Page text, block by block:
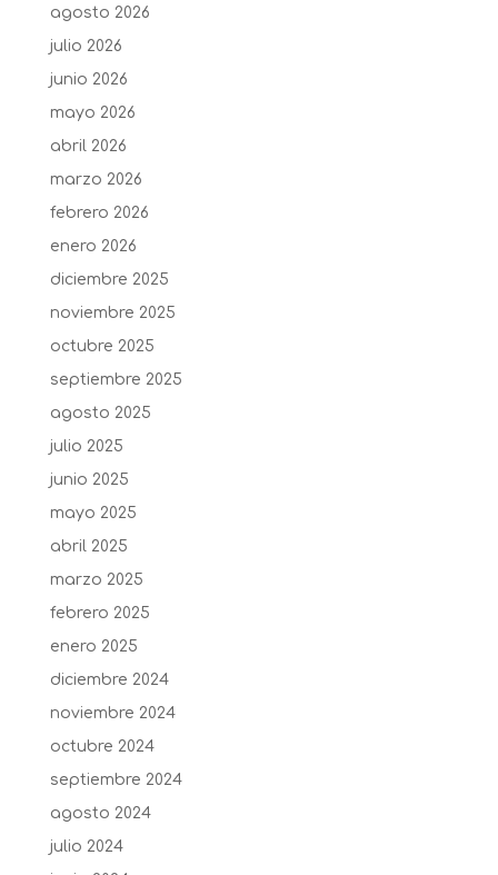
agosto 2026
julio 2026
junio 2026
mayo 2026
abril 2026
marzo 2026
febrero 2026
enero 2026
diciembre 2025
noviembre 2025
octubre 2025
septiembre 2025
agosto 2025
julio 2025
junio 2025
mayo 2025
abril 2025
marzo 2025
febrero 2025
enero 2025
diciembre 2024
noviembre 2024
octubre 2024
septiembre 2024
agosto 2024
julio 2024